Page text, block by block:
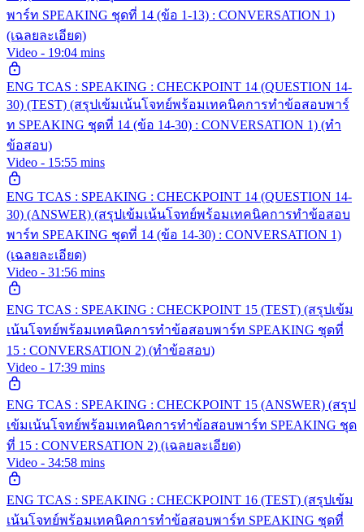
พาร์ท SPEAKING ชุดที่ 14 (ข้อ 1-13) : CONVERSATION 1)
(เฉลยละเอียด)
Video - 19:04 mins
ENG TCAS : SPEAKING : CHECKPOINT 14 (QUESTION 14-
30) (TEST) (สรุปเข้มเน้นโจทย์พร้อมเทคนิคการทำข้อสอบพาร์
ท SPEAKING ชุดที่ 14 (ข้อ 14-30) : CONVERSATION 1) (ทำ
ข้อสอบ)
Video - 15:55 mins
ENG TCAS : SPEAKING : CHECKPOINT 14 (QUESTION 14-
30) (ANSWER) (สรุปเข้มเน้นโจทย์พร้อมเทคนิคการทำข้อสอบ
พาร์ท SPEAKING ชุดที่ 14 (ข้อ 14-30) : CONVERSATION 1)
(เฉลยละเอียด)
Video - 31:56 mins
ENG TCAS : SPEAKING : CHECKPOINT 15 (TEST) (สรุปเข้ม
เน้นโจทย์พร้อมเทคนิคการทำข้อสอบพาร์ท SPEAKING ชุดที่
15 : CONVERSATION 2) (ทำข้อสอบ)
Video - 17:39 mins
ENG TCAS : SPEAKING : CHECKPOINT 15 (ANSWER) (สรุป
เข้มเน้นโจทย์พร้อมเทคนิคการทำข้อสอบพาร์ท SPEAKING ชุด
ที่ 15 : CONVERSATION 2) (เฉลยละเอียด)
Video - 34:58 mins
ENG TCAS : SPEAKING : CHECKPOINT 16 (TEST) (สรุปเข้ม
เน้นโจทย์พร้อมเทคนิคการทำข้อสอบพาร์ท SPEAKING ชุดที่